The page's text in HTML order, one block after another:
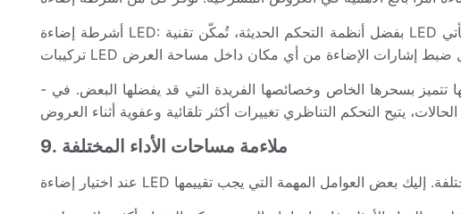
أشرطة إضاءة LED: بفضل أنظمة التحكم الحديثة، تُمكّن تقنية LED من إنتاج تأثيرات إضاءة متطورة، وتتيح لمصممي الإضاءة تحقيق مزج ألوان دقيق وتغييرات ديناميكية بسلاسة. غالبًا ما تأتي
- التركيبات التقليدية: مع أن تركيبات الإضاءة التقليدية قد تفتقر إلى نفس مستوى الدقة والتنوع في التحكم عن بُعد، إلا أنها تتميز بسحرها الخاص وخصائصها الفريدة التي قد يفضلها البعض. في
9. ملاءمة مساحات الأداء المختلفة